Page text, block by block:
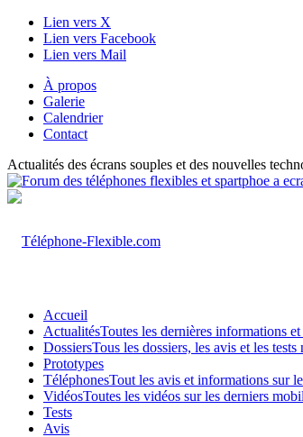
Lien vers X
Lien vers Facebook
Lien vers Mail
À propos
Galerie
Calendrier
Contact
Actualités des écrans souples et des nouvelles
Accueil
ActualitésToutes les dernières informations
DossiersTous les dossiers, les avis et les
Prototypes
TéléphonesTout les avis et informations sur
VidéosToutes les vidéos sur les derniers
Tests
Avis